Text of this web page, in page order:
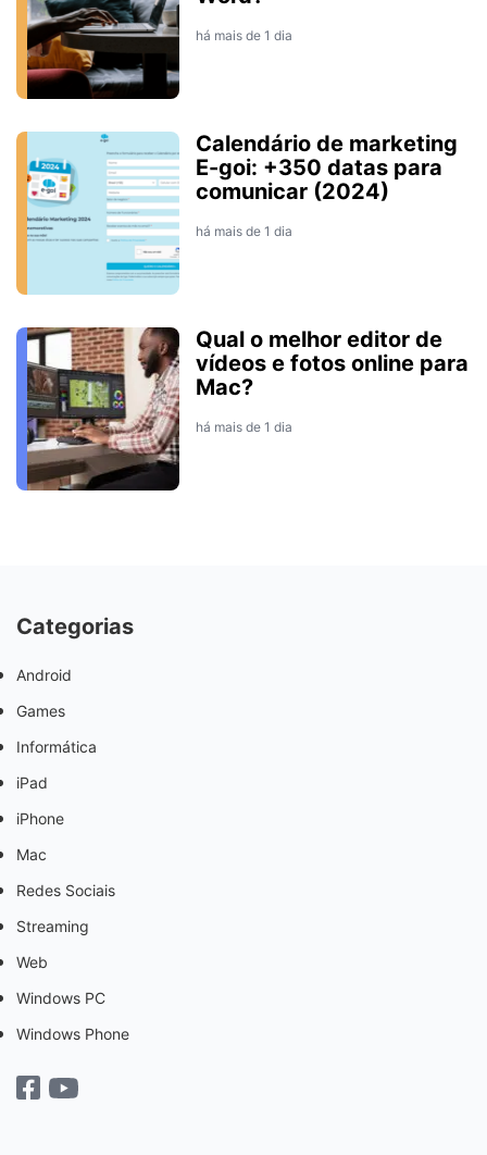
há mais de 1 dia
Calendário de marketing
E-goi: +350 datas para
comunicar (2024)
há mais de 1 dia
Qual o melhor editor de
vídeos e fotos online para
Mac?
há mais de 1 dia
Categorias
Android
Games
Informática
iPad
iPhone
Mac
Redes Sociais
Streaming
Web
Windows PC
Windows Phone